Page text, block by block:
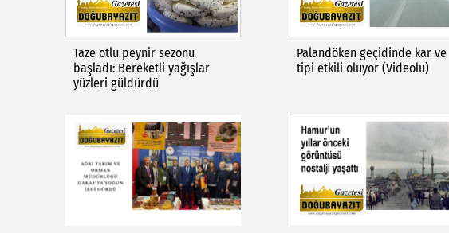
Taze otlu peynir sezonu
başladı: Bereketli yağışlar
yüzleri güldürdü
Palandöken geçidinde kar ve
tipi etkili oluyor (Videolu)